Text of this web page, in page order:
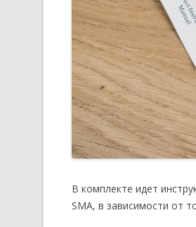
В комплекте идет
SMA, в зависимости от